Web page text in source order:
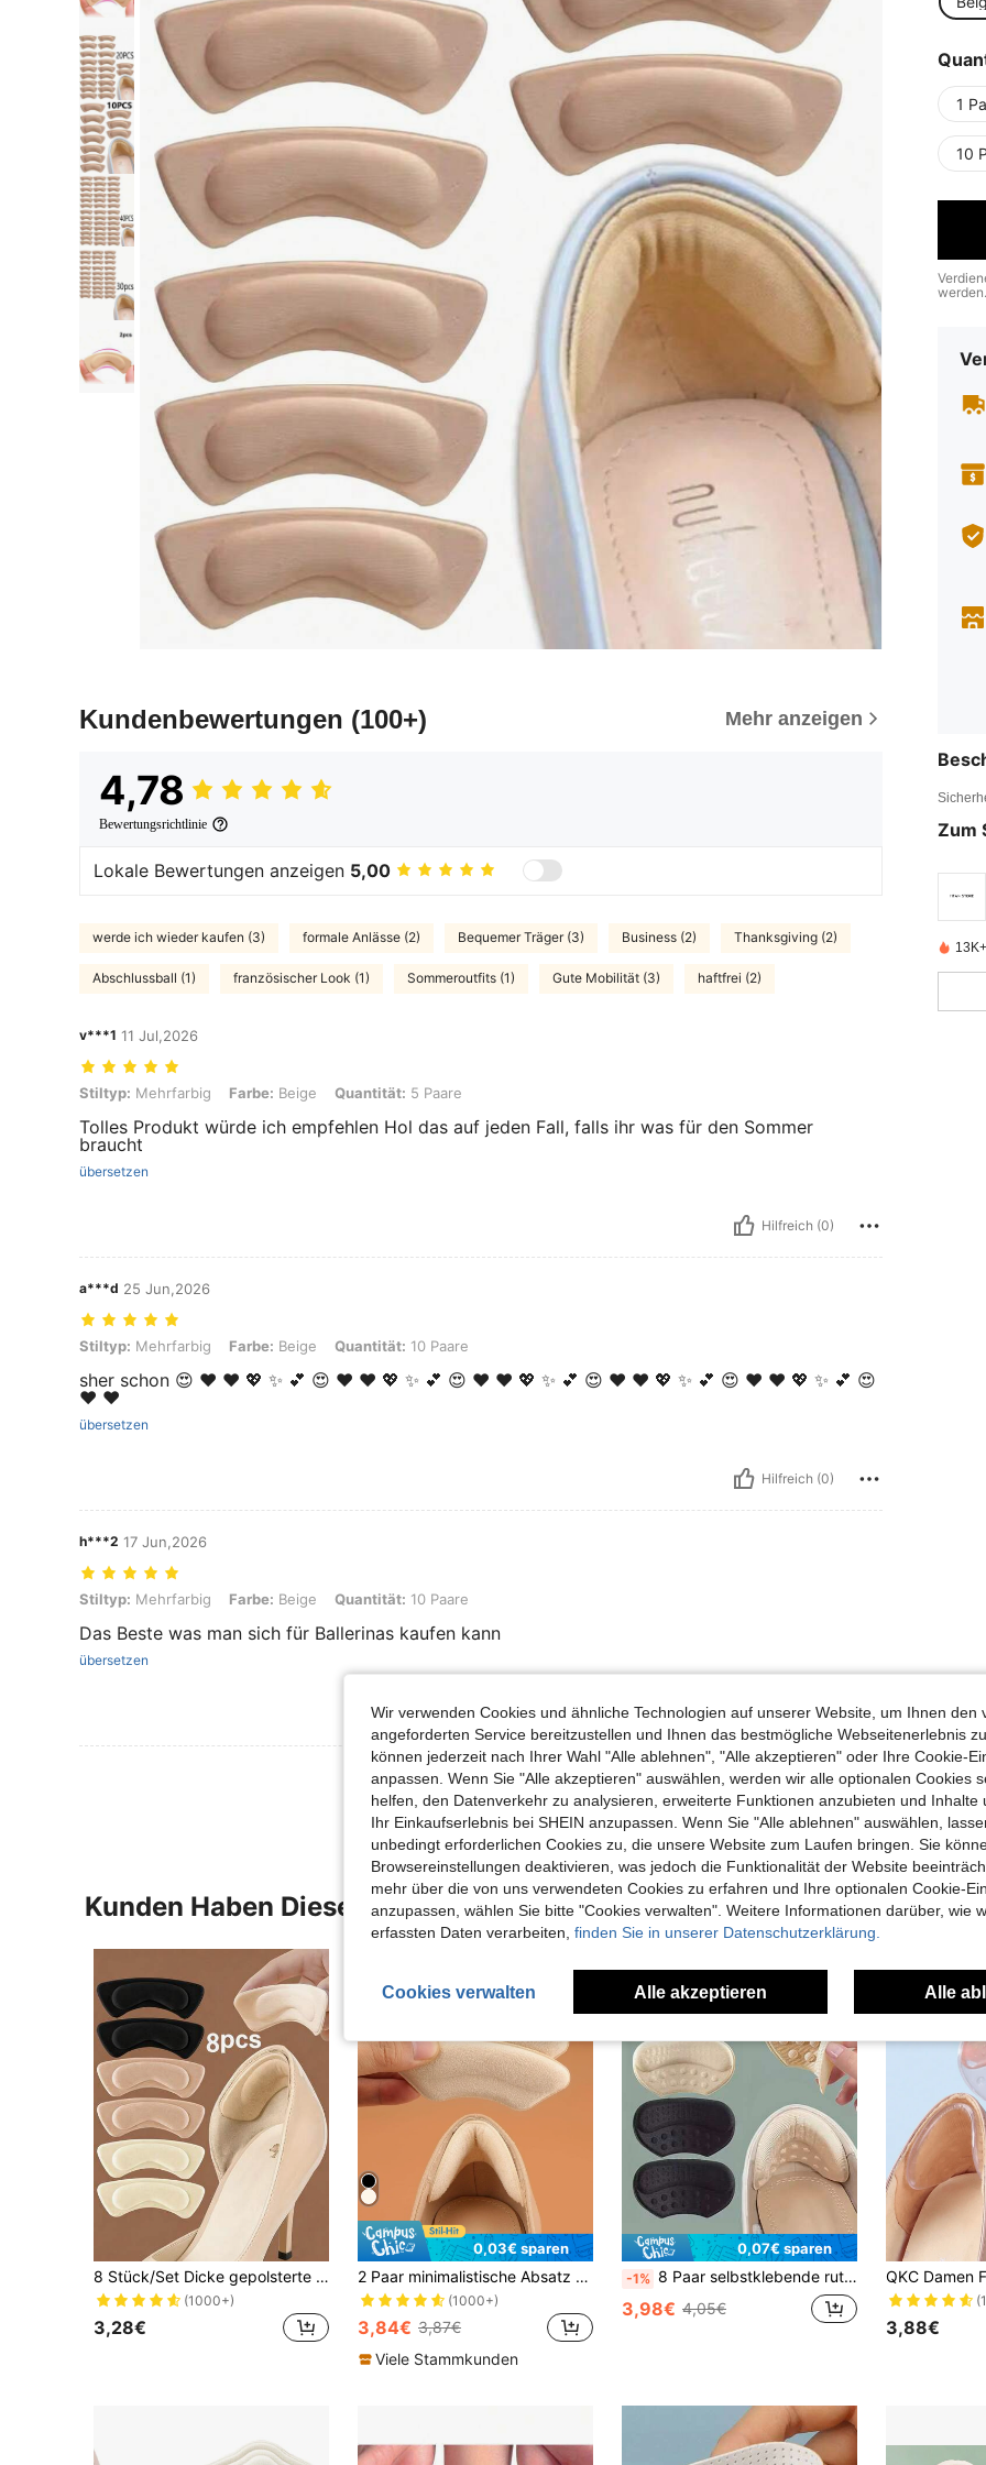
Kundenbewertungen (100+) Mehr anzeigen
4,78
Bewertungsrichtlinie
Lokale Bewertungen anzeigen 5,00
werde ich wieder kaufen (3) formale Anlässe (2) Bequemer Träger (3) Business (2) Thanksgiving (2)
Abschlussball (1) französischer Look (1) Sommeroutfits (1) Gute Mobilität (3) haftfrei (2)
v***1 11 Jul,2026
Stiltyp: Mehrfarbig, Farbe: Beige, Quantität: 5 Paare
Stiltyp: Mehrfarbig Farbe: Beige Quantität: 5 Paare
Tolles Produkt würde ich empfehlen Hol das auf jeden Fall, falls ihr was für den Sommer
braucht
übersetzen
Hilfreich (0)
a***d 25 Jun,2026
Stiltyp: Mehrfarbig, Farbe: Beige, Quantität: 10 Paare
Stiltyp: Mehrfarbig Farbe: Beige Quantität: 10 Paare
sher schon 😍 ♥️ ❤️ 💖 ✨️ 💕 😍 ♥️ ❤️ 💖 ✨️ 💕 😍 ♥️ ❤️ 💖 ✨️ 💕 😍 ♥️ ❤️ 💖 ✨️ 💕 😍 ♥️ ❤️ 💖 ✨️ 💕 😍
♥️ ❤️
übersetzen
Hilfreich (0)
h***2 17 Jun,2026
Stiltyp: Mehrfarbig, Farbe: Beige, Quantität: 10 Paare
Stiltyp: Mehrfarbig Farbe: Beige Quantität: 10 Paare
Das Beste was man sich für Ballerinas kaufen kann
übersetzen
Hilfreich (0)
Mehr Bewertungen Ansehen
1
10
werden.
Zum
Kunden Haben Diese Artikel Auch Angeschaut
8 Stück/Set Dicke gepolsterte selbstklebende Fersenkissen, rutschfeste stoßabsorbierende Schaumstoffeinlagen für High Heels, Stiefel, Anzugschuhe, weich & bequem für langes Gehen & Stehen, verhindern Rutschen & Blasen, Schuhgrößenreduzierer, Isolierung für Frauen, Galentines, Welpen, Karneval, Schuhe, Frühlings-Sommer-Auswahl, Brautjungferngeschenke, Zimmer, Schlafzimmerdekoration, Schlafzimmerdekoration, Strand, Reisen, für Männer, für Frauen, Urlaub, Frauentag, Reiseessentials, Hochzeitsgeschenke, Y2k, Schlafzimmer, Autoaccessoires für Frauen, Küchendekor, Süßigkeiten, Muttertagsgeschenk, Schlafzimmerdekoration, Garten, Küchendekor, Sommer, Strand, Reiseessentials, Raumdekoration, Quetschbar, Abschluss, Schuhständer, Aufbewahrungssparer, Outdoor, Garten, Reiseessentiell, Tragbar, Strandessentiell, Abschlusszeit, Abschlussfeier, Abschlussgeschenk, Abschlussgeschenk, Glückwunsch Absolvent, Glückwunsch Absolvent, Jahrgangsbester, Schule beenden, Abschlussfeier
(1000+)
3,28€
0,03€ sparen
2 Paar minimalistische Absatz Anti-Verschleiß Aufkleber, beige Polyester elegant für Pumps Damenhochschuhe und Herrensneaker Sommertäglicher Gebrauch, Wintergeschenkideen
(1000+)
3,84€ 3,87€
Viele Stammkunden
0,07€ sparen
-1% 8 Paar selbstklebende rutschfeste Schuheinlagen, geeignet für High Heels, Sneaker und Schuhe in Große Größen, rutschfeste Schuhzubehör | Elastische Einlegesohlen | Einlegesohlen, Schuhpads, Schuhregale, Aufbewahrung, Outdoor, Garten, Reiseessentials, tragbar, Strandessentials, Abschlusszeit, Abschlussfeier, Abschlussgeschenk, Abschlussgeschenk, Glückwunsch Absolvent, Glückwunsch Absolvent, Jahrgangsbester, Schulabschluss, Abschlussfeier
3,98€ 4,05€
3,88€
Wir verwenden Cookies und ähnliche Technologien auf unserer Website, um Ihnen den
angeforderten Service bereitzustellen und Ihnen das bestmögliche Webseitenerlebnis
können jederzeit nach Ihrer Wahl "Alle ablehnen", "Alle akzeptieren" oder Ihre Cookie-
anpassen. Wenn Sie "Alle akzeptieren" auswählen, werden wir alle optionalen Cookies
helfen, den Datenverkehr zu analysieren, erweiterte Funktionen anzubieten und Inhalte
Ihr Einkaufserlebnis bei SHEIN anzupassen. Wenn Sie "Alle ablehnen" auswählen,
unbedingt erforderlichen Cookies zu, die unsere Website zum Laufen bringen. Sie
Browsereinstellungen deaktivieren, was jedoch die Funktionalität der Website
mehr über die von uns verwendeten Cookies zu erfahren und Ihre optionalen Cookie-
anzupassen, wählen Sie bitte "Cookies verwalten". Weitere Informationen darüber, wie
erfassten Daten verarbeiten, finden Sie in unserer Datenschutzerklärung.
Cookies verwalten Alle akzeptieren Alle